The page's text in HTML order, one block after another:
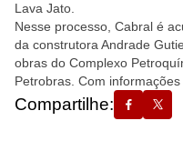
Lava Jato.
Nesse processo, Cabral é
da construtora Andrade
obras do Complexo
Petrobras. Com
Compartilhe: